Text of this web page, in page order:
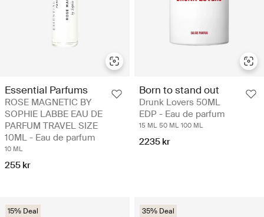
Essential Parfums
ROSE MAGNETIC BY
SOPHIE LABBE EAU DE
PARFUM TRAVEL SIZE
10ML - Eau de parfum
10 ML
255 kr
Born to stand out
Drunk Lovers 50ML
EDP - Eau de parfum
15 ML 50 ML 100 ML
2235 kr
15% Deal 35% Deal